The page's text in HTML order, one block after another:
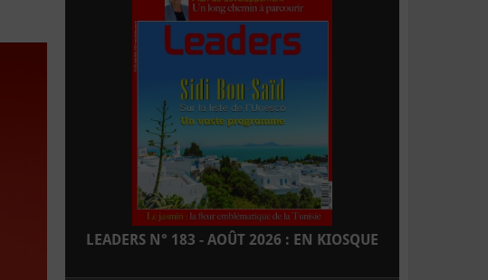
LEADERS N° 183 - AOÛT 2026 : EN KIOSQUE